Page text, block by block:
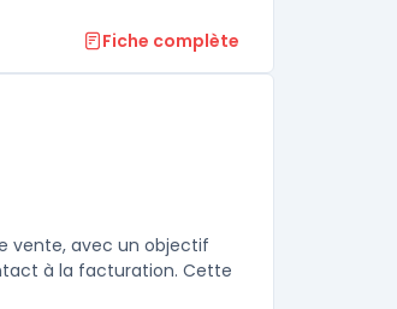
Fiche complète
vente, avec un objectif
à la facturation. Cette